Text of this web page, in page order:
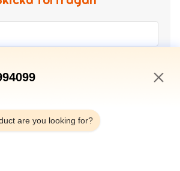
are you looking for?